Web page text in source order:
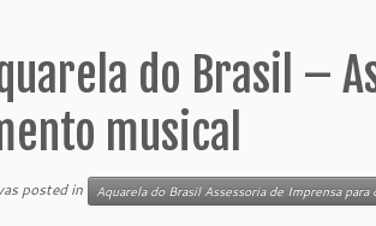
do Brasil –
musical
posted in Aquarela do Brasil Assessoria de Imprensa para